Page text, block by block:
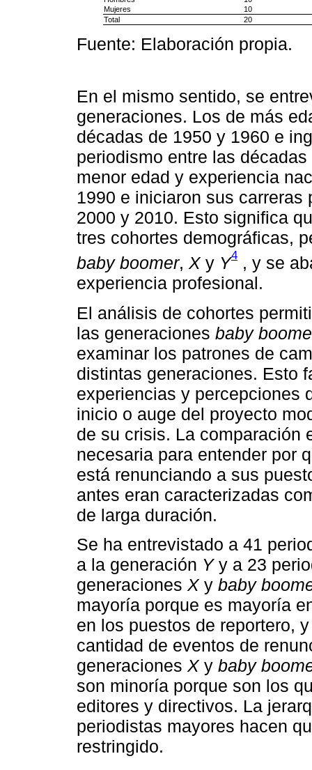
Mujeres
10
Total
20
Fuente: Elaboración propia.
En el mismo sentido, se
generaciones. Los de más
décadas de 1950 y 1960 e
periodismo entre las
menor edad y experiencia
1990 e iniciaron sus
2000 y 2010. Esto significa
tres cohortes demográficas,
baby boomer, Xy Y4 , y se
experiencia profesional.
El análisis de cohortes
las generaciones baby
examinar los patrones de
distintas generaciones. Esto
experiencias y percepciones
inicio o auge del proyecto
de su crisis. La comparación
necesaria para entender por
está renunciando a sus
antes eran caracterizadas
de larga duración.
Se ha entrevistado a 41
a la generación Yy a 23
generaciones Xy baby
mayoría porque es mayoría
en los puestos de reportero,
cantidad de eventos de
generaciones Xy baby
son minoría porque son los
editores y directivos. La
periodistas mayores hacen
restringido.